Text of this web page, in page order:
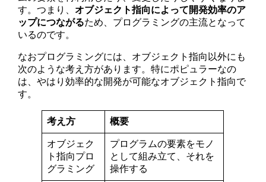
す。つまり、オブジェクト指向によって開発効率のア
ップにつながるため、プログラミングの主流となって
いるのです。
なおプログラミングには、オブジェクト指向以外にも
次のような考え方があります。特にポピュラーなの
は、やはり効率的な開発が可能なオブジェクト指向で
す。
考え方 概要
オブジェク
ト指向プロ
グラミング
プログラムの要素をモノ
として組み立て、それを
操作する